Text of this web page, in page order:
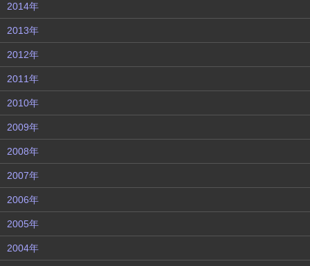
2014年
2013年
2012年
2011年
2010年
2009年
2008年
2007年
2006年
2005年
2004年